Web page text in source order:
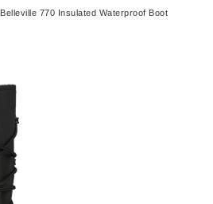
Belleville 770 Insulated Waterproof Boot